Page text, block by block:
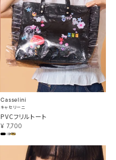
Casselini
キャセリーニ
PVCフリルトート
¥ 7,700